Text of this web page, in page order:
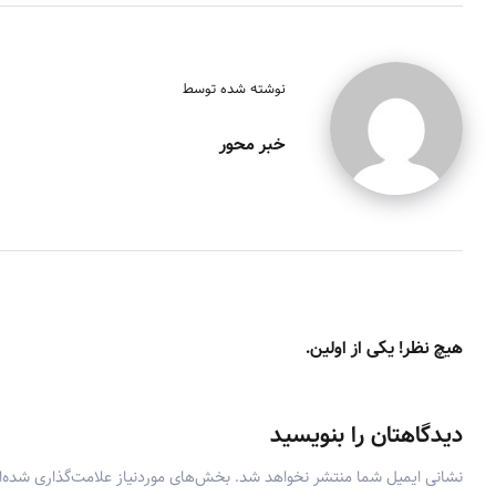
نوشته شده توسط
خبر محور
هیچ نظر! یکی از اولین.
دیدگاهتان را بنویسید
نشانی ایمیل شما منتشر نخواهد شد. بخش‌های موردنیاز علامت‌گذاری